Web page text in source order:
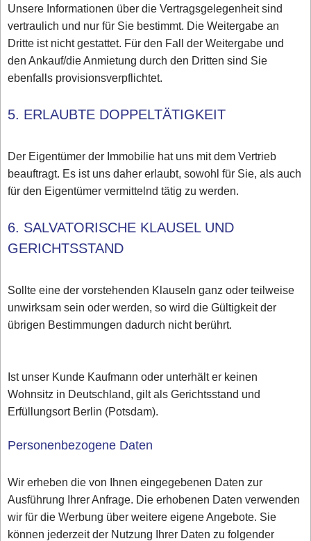
Unsere Informationen über die Vertragsgelegenheit sind
vertraulich und nur für Sie bestimmt. Die Weitergabe an
Dritte ist nicht gestattet. Für den Fall der Weitergabe und
den Ankauf/die Anmietung durch den Dritten sind Sie
ebenfalls provisionsverpflichtet.
5. ERLAUBTE DOPPELTÄTIGKEIT
Der Eigentümer der Immobilie hat uns mit dem Vertrieb
beauftragt. Es ist uns daher erlaubt, sowohl für Sie, als auch
für den Eigentümer vermittelnd tätig zu werden.
6. SALVATORISCHE KLAUSEL UND
GERICHTSSTAND
Sollte eine der vorstehenden Klauseln ganz oder teilweise
unwirksam sein oder werden, so wird die Gültigkeit der
übrigen Bestimmungen dadurch nicht berührt.
Ist unser Kunde Kaufmann oder unterhält er keinen
Wohnsitz in Deutschland, gilt als Gerichtsstand und
Erfüllungsort Berlin (Potsdam).
Personenbezogene Daten
Wir erheben die von Ihnen eingegebenen Daten zur
Ausführung Ihrer Anfrage. Die erhobenen Daten verwenden
wir für die Werbung über weitere eigene Angebote. Sie
können jederzeit der Nutzung Ihrer Daten zu folgender